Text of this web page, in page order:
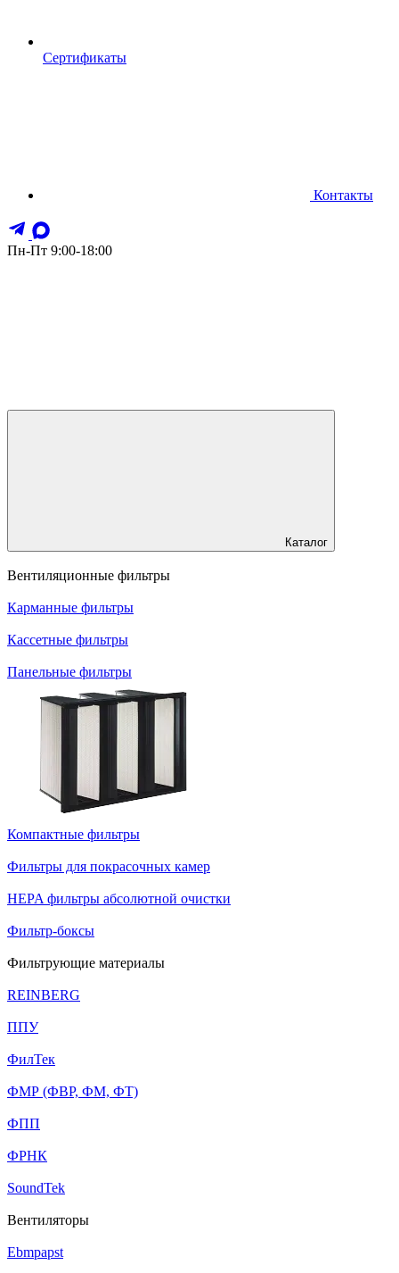
Сертификаты
Контакты
Пн-Пт 9:00-18:00
Каталог
Вентиляционные фильтры
Карманные фильтры
Кассетные фильтры
Панельные фильтры
Компактные фильтры
Фильтры для покрасочных камер
HEPA фильтры абсолютной очистки
Фильтр-боксы
Фильтрующие материалы
REINBERG
ППУ
ФилТек
ФМР (ФВР, ФМ, ФТ)
ФПП
ФРНК
SoundTek
Вентиляторы
Ebmpapst